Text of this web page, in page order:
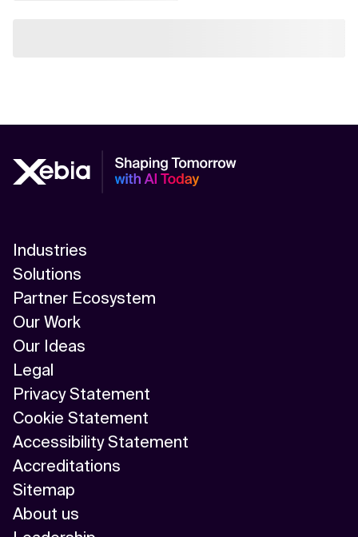
Industries
Solutions
Partner Ecosystem
Our Work
Our Ideas
Legal
Privacy Statement
Cookie Statement
Accessibility Statement
Accreditations
Sitemap
About us